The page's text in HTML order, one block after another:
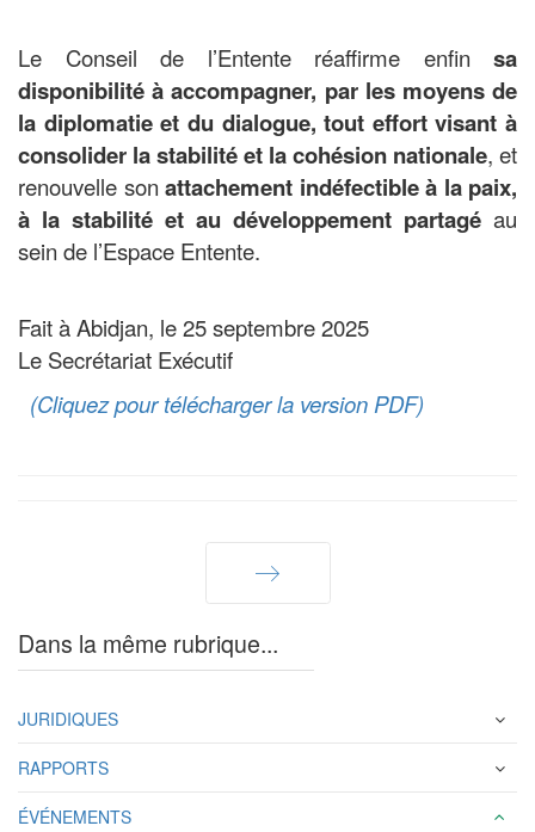
Le Conseil de l’Entente réaffirme enfin sa
disponibilité à accompagner, par les moyens de
la diplomatie et du dialogue, tout effort visant à
consolider la stabilité et la cohésion nationale, et
renouvelle son attachement indéfectible à la paix,
à la stabilité et au développement partagé au
sein de l’Espace Entente.
Fait à Abidjan, le 25 septembre 2025
Le Secrétariat Exécutif
(Cliquez pour télécharger la version PDF)
Dans la même rubrique...
JURIDIQUES
RAPPORTS
ÉVÉNEMENTS